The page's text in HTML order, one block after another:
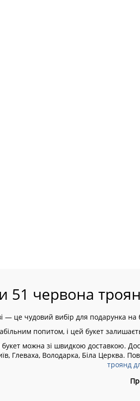
51 червона
— це чудовий вибір для подарунка
попитом, і цей букет
можна зі швидкою доставкою.
Глеваха, Володарка, Біла Церква.
троянд